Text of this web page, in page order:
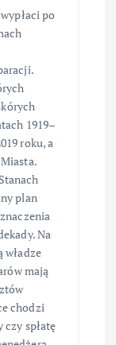
po
1919–
roku, a
plan
Na
władze
mają
chodzi
spłatę